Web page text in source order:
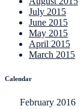
July 2015
June 2015
May 2015
April 2015
March 2015
Calendar
February 2016